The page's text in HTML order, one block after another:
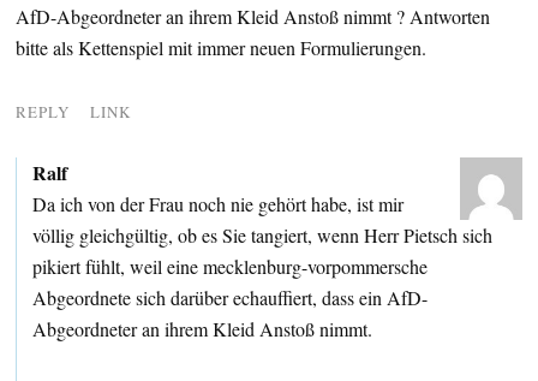
AfD-Abgeordneter an ihrem Kleid Anstoß nimmt ? Antworten
bitte als Kettenspiel mit immer neuen Formulierungen.
REPLY LINK
Ralf
Da ich von der Frau noch nie gehört habe, ist mir
völlig gleichgültig, ob es Sie tangiert, wenn Herr Pietsch sich
pikiert fühlt, weil eine mecklenburg-vorpommersche
Abgeordnete sich darüber echauffiert, dass ein AfD-
Abgeordneter an ihrem Kleid Anstoß nimmt.